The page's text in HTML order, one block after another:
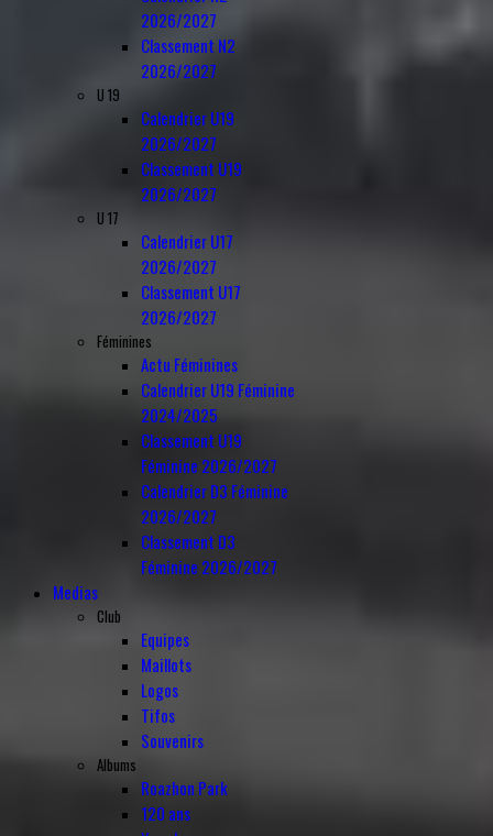
2026/2027
Classement N2
2026/2027
U 19
Calendrier U19
2026/2027
Classement U19
2026/2027
U 17
Calendrier U17
2026/2027
Classement U17
2026/2027
Féminines
Actu Féminines
Calendrier U19 Féminine
2024/2025
Classement U19
Féminine 2026/2027
Calendrier D3 Féminine
2026/2027
Classement D3
Féminine 2026/2027
Medias
Club
Equipes
Maillots
Logos
Tifos
Souvenirs
Albums
Roazhon Park
120 ans